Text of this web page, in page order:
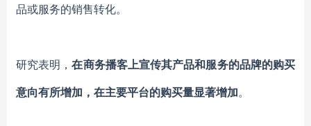
品或服务的销售转化。
研究表明，在商务播客上宣传其产品和服务的品牌的购买
意向有所增加， 在主要平台的购买量显著增加。